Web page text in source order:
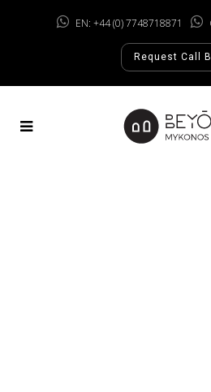
EN: +44 (0) 7748718871
Request Call